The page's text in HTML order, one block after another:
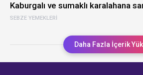
SEBZE YEMEKLERI
Kaburgalı ve sumaklı karalahana
Daha Fazla İçerik